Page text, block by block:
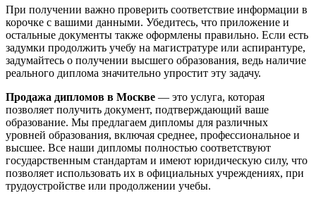
При получении важно проверить соответствие информации в
корочке с вашими данными. Убедитесь, что приложение и
остальные документы также оформлены правильно. Если есть
задумки продолжить учебу на магистратуре или аспирантуре,
задумайтесь о получении высшего образования, ведь наличие
реального диплома значительно упростит эту задачу.
Продажа дипломов в Москве — это услуга, которая
позволяет получить документ, подтверждающий ваше
образование. Мы предлагаем дипломы для различных
уровней образования, включая среднее, профессиональное и
высшее. Все наши дипломы полностью соответствуют
государственным стандартам и имеют юридическую силу, что
позволяет использовать их в официальных учреждениях, при
трудоустройстве или продолжении учебы.